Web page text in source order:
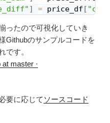
] = price_df [
ったので可視化していき
Githubのサンプルコードを
です。
master ·
要に応じて ソースコード